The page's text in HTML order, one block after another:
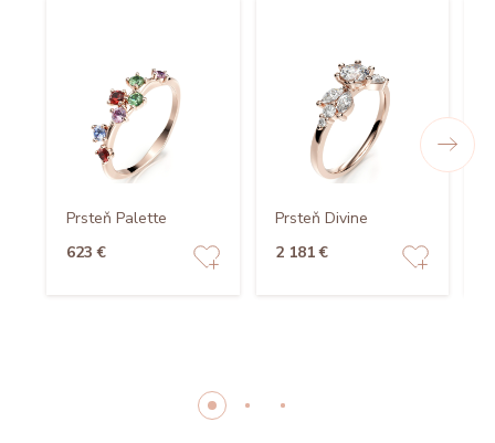
Prsteň Palette
623 €
Prsteň Divine
2 181 €